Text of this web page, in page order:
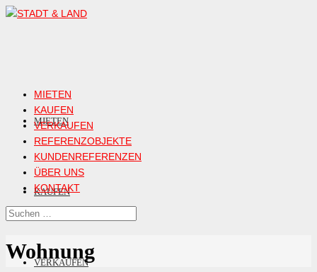
MIETEN
KAUFEN
VERKAUFEN
MIETEN
KAUFEN
VERKAUFEN
REFERENZOBJEKTE
KUNDENREFERENZEN
ÜBER UNS
KONTAKT
Wohnung